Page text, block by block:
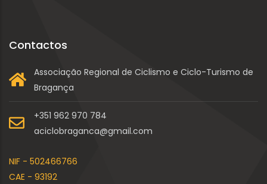
Contactos
Associação Regional de Ciclismo e Ciclo-Turismo de
Bragança
+351 962 970 784
aciclobraganca@gmail.com
NIF - 502466766
CAE - 93192